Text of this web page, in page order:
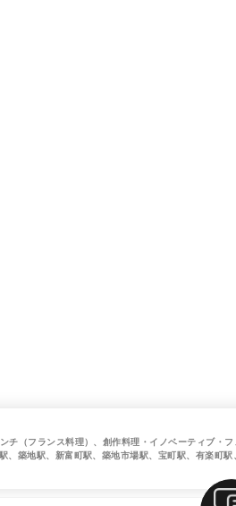
チ（フランス料理）、創作料理・イノベーティブ・
、築地駅、新富町駅、築地市場駅、宝町駅、有楽町駅